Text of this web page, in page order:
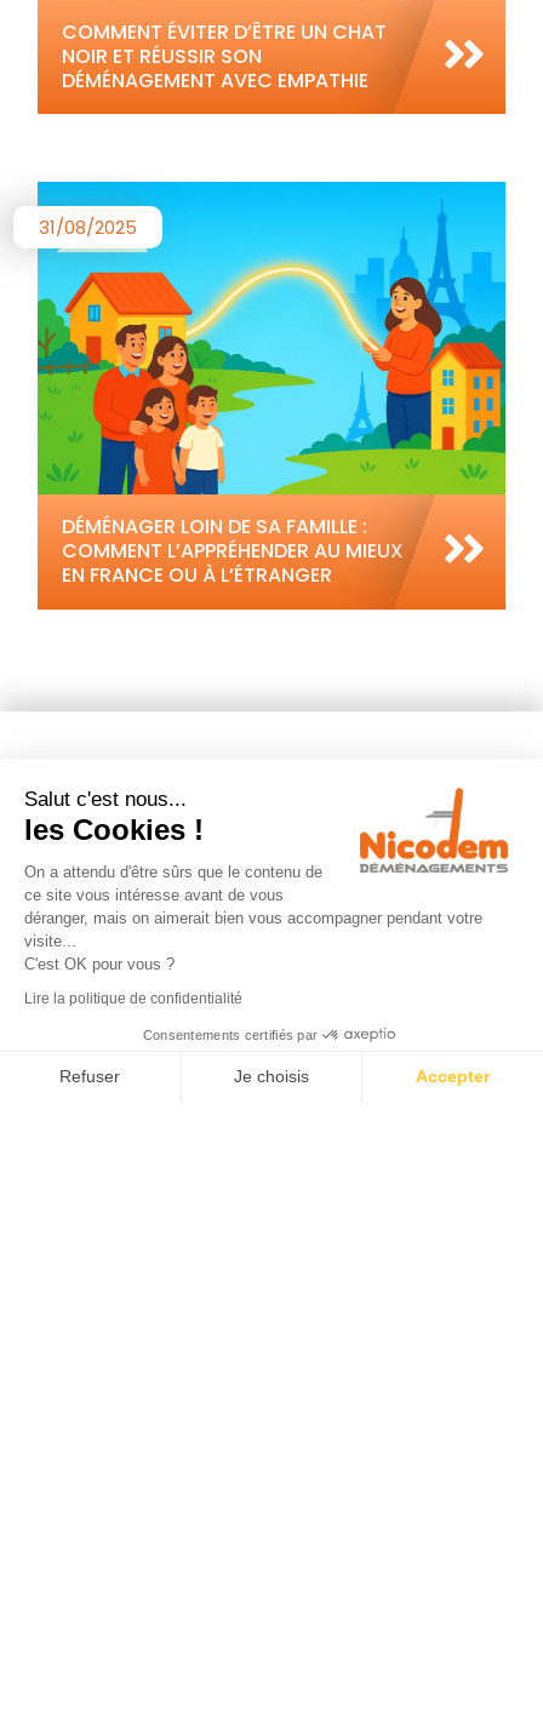
COMMENT ÉVITER D’ÊTRE UN CHAT
NOIR ET RÉUSSIR SON
DÉMÉNAGEMENT AVEC EMPATHIE
31/08/2025
DÉMÉNAGER LOIN DE SA FAMILLE :
COMMENT L’APPRÉHENDER AU MIEUX
EN FRANCE OU À L’ÉTRANGER
NOS PRESTATIONS
Garde meuble
Location monte-meuble
Calculateur de volume
Salut c'est nous...
les Cookies !
On a attendu d'être sûrs que le contenu de
ce site vous intéresse avant de vous
déranger, mais on aimerait bien vous accompagner pendant votre
visite...
C'est OK pour vous ?
Lire la politique de confidentialité
Consentements certifiés par
Refuser Je choisis Accepter